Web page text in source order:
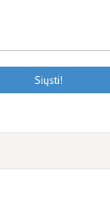
Siųsti!